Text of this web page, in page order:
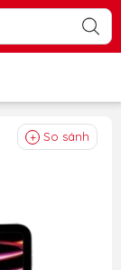
So sánh